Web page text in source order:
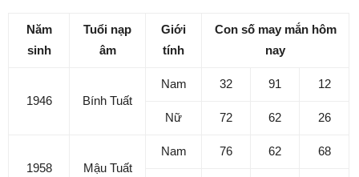
Năm
sinh
Tuổi nạp
âm
Giới
tính
Con số may mắn hôm
nay
1946 Bính Tuất
Nam 32 91 12
Nữ 72 62 26
1958 Mậu Tuất
Nam 76 62 68